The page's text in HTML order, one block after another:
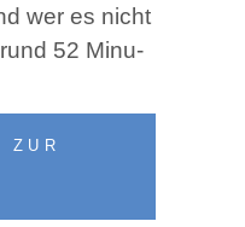
wer es nicht
52 Minu­
ZUR